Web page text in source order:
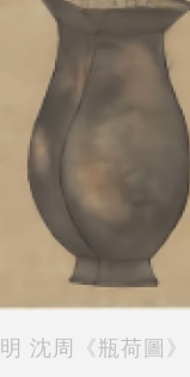
明 沈周《瓶荷圖》